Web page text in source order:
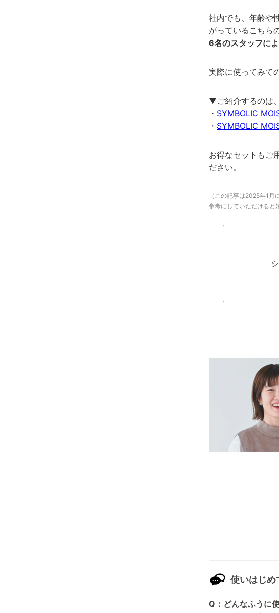
社内でも、年齢や
がっているこちら
6名のスタッフに
実際に使ってみて
▼ご紹介するのは
・ SYMBOLIC
・ SYMBOLIC
お得なセットもご
ださい。
（この記事は2025年1月
参考にしていただけると
使いはじめ
Q：どんなふうに